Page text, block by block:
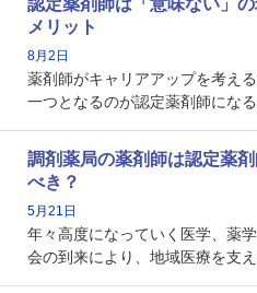
認定薬剤師は「意味ない」
メリット
8月2日
薬剤師がキャリアアップを考え
一つとなるのが認定薬剤師にな
という声を聞いたことがあるか
本記事では、認定薬剤師が「意
れる理由や、取得するメリット
アへの影響を解説します。
調剤薬局の薬剤師は認定薬
べき？
5月21日
年々高度になっていく医学、薬
会の到来により、地域医療を支